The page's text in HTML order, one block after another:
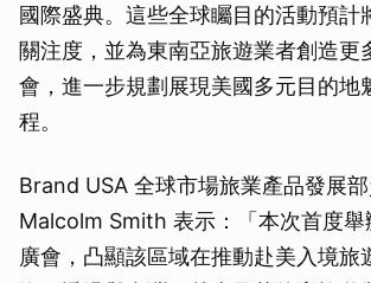
國際盛典。這些全球矚目的活動預計
關注度，並為東南亞旅遊業者創造更
會，進一步規劃展現美國多元目的地
程。
Brand USA 全球市場旅業產品發展
Malcolm Smith 表示：「本次首度舉
廣會，凸顯該區域在推動赴美入境旅